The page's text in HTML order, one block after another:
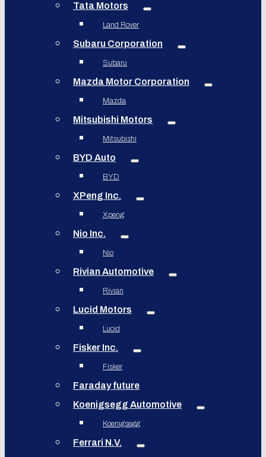
Tata Motors
Land Rover
Subaru Corporation
Subaru
Mazda Motor Corporation
Mazda
Mitsubishi Motors
Mitsubishi
BYD Auto
BYD
XPeng Inc.
Xpeng
Nio Inc.
Nio
Rivian Automotive
Rivian
Lucid Motors
Lucid
Fisker Inc.
Fisker
Faraday future
Koenigsegg Automotive
Koenigsegg
Ferrari N.V.